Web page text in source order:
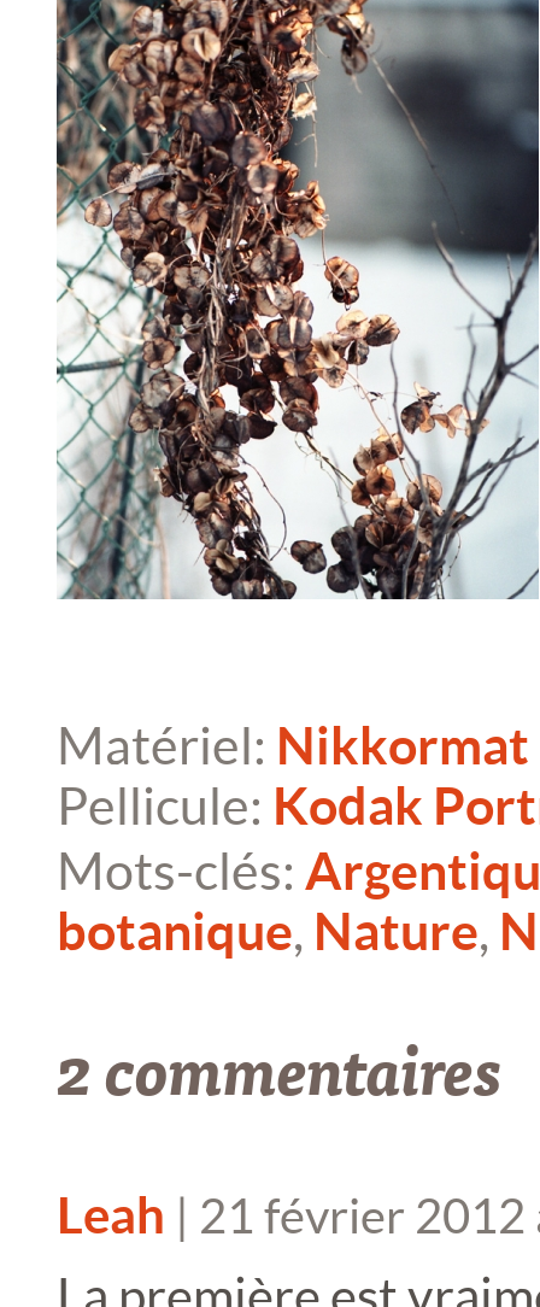
Matériel: Nikkormat
Pellicule: Kodak
Mots-clés:
botanique, Nature,
2 commentaires
Leah | 21 février 2012